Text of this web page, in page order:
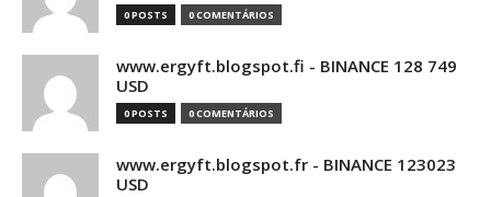
0 POSTS 0 COMENTÁRIOS
www.ergyft.blogspot.fi - BINANCE 128 749
USD
0 POSTS 0 COMENTÁRIOS
www.ergyft.blogspot.fr - BINANCE 123023
USD